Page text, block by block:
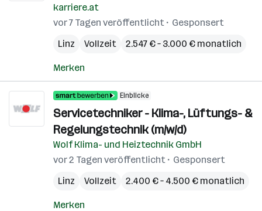
karriere.at
vor 7 Tagen veröffentlicht
Gesponsert
Linz
Vollzeit 2.547 € – 3.000 € monatlich
Merken
Einblicke
Servicetechniker - Klima-, Lüftungs- &
Regelungstechnik (m/w/d)
Wolf Klima- und Heiztechnik GmbH
vor 2 Tagen veröffentlicht
Gesponsert
Linz
Vollzeit 2.400 € – 4.500 € monatlich
Merken